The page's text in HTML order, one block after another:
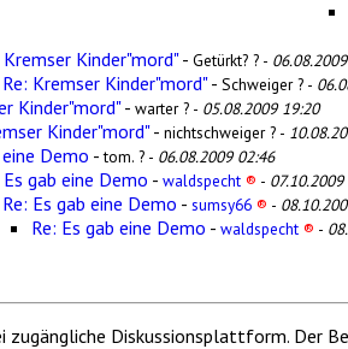
Kremser Kinder"mord"- Getürkt? ? -
Re: Kremser Kinder"mord"- Schweiger ? -
Kinder"mord"- warter ? - 05.08.2009 19:20
Kinder"mord"- nichtschweiger ? -
Demo -tom. ? - 06.08.2009 02:46
Es gab eine Demo - waldspecht ® -
Re: Es gab eine Demo - sumsy66 ® -
Re: Es gab eine Demo - waldspecht ® -
zugängliche Diskussionsplattform. Der